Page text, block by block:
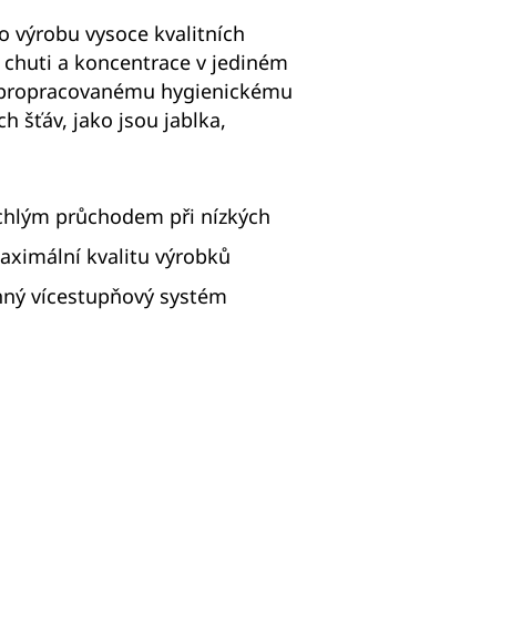
výrobu vysoce kvalitních
a koncentrace v jediném
hygienickému
šťáv, jako jsou jablka,
průchodem při nízkých
kvalitu výrobků
vícestupňový systém